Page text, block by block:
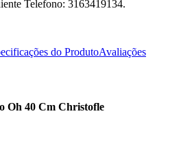
Telefono: 3163419134.
do ProdutoAvaliações
Oh 40 Cm Christofle